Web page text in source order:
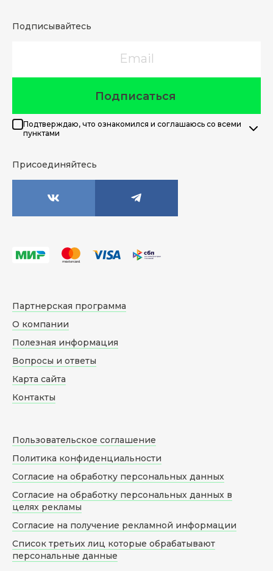
Подписывайтесь
Подписаться
Подтверждаю, что ознакомился и соглашаюсь со всеми
пунктами
Присоединяйтесь
Партнерская программа
О компании
Полезная информация
Вопросы и ответы
Карта сайта
Контакты
Пользовательское соглашение
Политика конфиденциальности
Согласие на обработку персональных данных
Согласие на обработку персональных данных в
целях рекламы
Согласие на получение рекламной информации
Список третьих лиц которые обрабатывают
персональные данные